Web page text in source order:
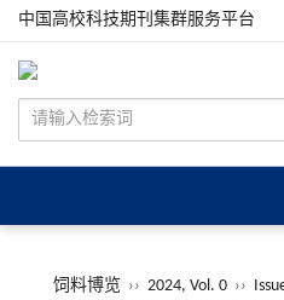
中国高校科技期刊集群服务平台
饲料博览 ›› 2024, Vol. 0 ››